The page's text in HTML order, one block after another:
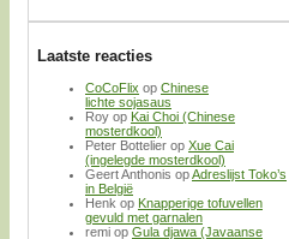
Laatste reacties
CoCoFlix op Chinese
lichte sojasaus
Roy op Kai Choi (Chinese
mosterdkool)
Peter Bottelier op Xue Cai
(ingelegde mosterdkool)
Geert Anthonis opAdreslijst Toko’s
in België
Henk op Knapperige tofuvellen
gevuld met garnalen
remi op Gula djawa (Javaanse